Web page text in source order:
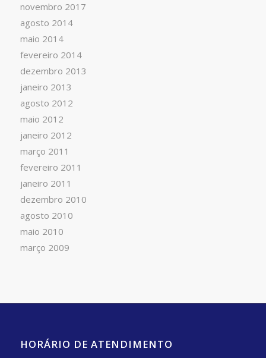
novembro 2017
agosto 2014
maio 2014
fevereiro 2014
dezembro 2013
janeiro 2013
agosto 2012
maio 2012
janeiro 2012
março 2011
fevereiro 2011
janeiro 2011
dezembro 2010
agosto 2010
maio 2010
março 2009
HORÁRIO DE ATENDIMENTO